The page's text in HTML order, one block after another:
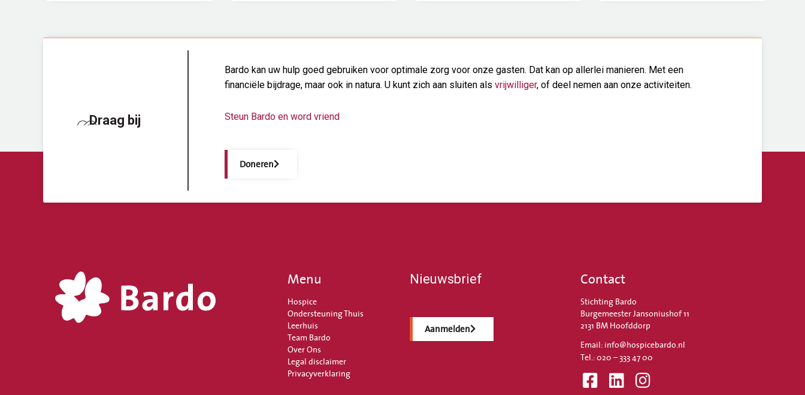
Draag bij
Bardo kan uw hulp goed gebruiken voor optimale zorg voor onze gasten. Dat kan op allerlei manieren. Met een
financiële bijdrage, maar ook in natura. U kunt zich aan sluiten als vrijwilliger, of deel nemen aan onze activiteiten.
Steun Bardo en word vriend
Doneren
Menu
Hospice
Ondersteuning Thuis
Leerhuis
Team Bardo
Over Ons
Legal disclaimer
Privacyverklaring
Nieuwsbrief
Aanmelden
Contact
Stichting Bardo
Burgemeester Jansoniushof 11
2131 BM Hoofddorp
Email: info@hospicebardo.nl
Tel.: 020 – 333 47 00